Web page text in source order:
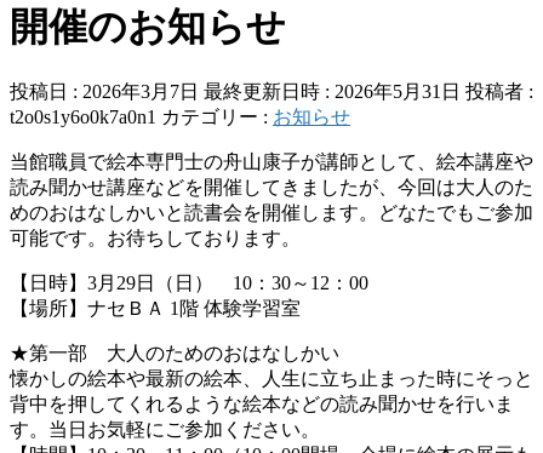
開催のお知らせ
投稿日 : 2026年3月7日 最終更新日時 : 2026年5月31日 投稿者 :
t2o0s1y6o0k7a0n1 カテゴリー : お知らせ
当館職員で絵本専門士の舟山康子が講師として、絵本講座や
読み聞かせ講座などを開催してきましたが、今回は大人のた
めのおはなしかいと読書会を開催します。どなたでもご参加
可能です。お待ちしております。
【日時】3月29日（日） 10：30～12：00
【場所】ナセＢＡ 1階 体験学習室
★第一部 大人のためのおはなしかい
懐かしの絵本や最新の絵本、人生に立ち止まった時にそっと
背中を押してくれるような絵本などの読み聞かせを行いま
す。当日お気軽にご参加ください。